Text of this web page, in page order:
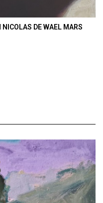
DE WAEL MARS